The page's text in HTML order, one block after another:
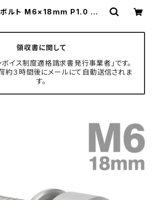
ボルト M6×18mm P1.0 ワッ
MASTER ボルト専門店
領収書に関して
ボイス制度適格請求書発行事業者」です。
約３時間後にメールにて自動送信されま
す。